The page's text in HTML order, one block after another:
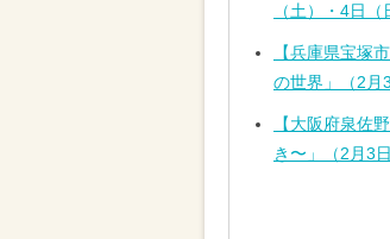
（土）・4日（
【兵庫県宝塚
の世界」（2月
【大阪府泉佐
き〜」（2月3